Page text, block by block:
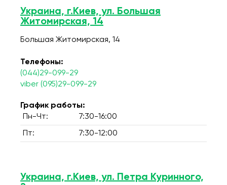
Украина, г.Киев, ул. Большая
Житомирская, 14
Большая Житомирская, 14
Телефоны:
(044)29-099-29
viber (095)29-099-29
График работы:
Пн-Чт:
7:30-16:00
Пт: 7:30-12:00
Украина, г.Киев, ул. Петра Куринного,